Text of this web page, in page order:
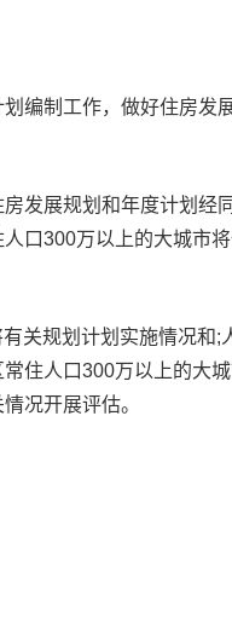
编制工作，做好住房发
发展规划和年度计划经
口300万以上的大城市
关规划计划实施情况和
住人口300万以上的大
况开展评估。